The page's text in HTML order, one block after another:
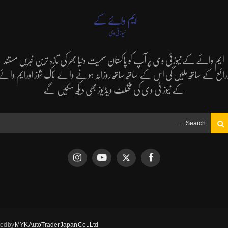
ایم وائے کے نیوزٹی وی پر آپ کو پاکستان سمیت دنیا بھر کی تازہ ترین خبریں مستند
کے ساتھ ملیں گی اس کے ساتھ ساتھ روزانہ ہونے والے ٹاک شوز اورایم
کے نیوز ٹی وی کی مختلف ویڈیوز بھی دیکھ سکیں گے
by MYK AutoTrader Japan Co. Ltd